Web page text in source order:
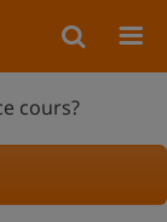
cours?